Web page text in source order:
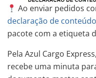
Ao enviar pedidos
declaração de conteúdo
pacote com a etiqueta
Pela Azul Cargo
recebe uma minuta